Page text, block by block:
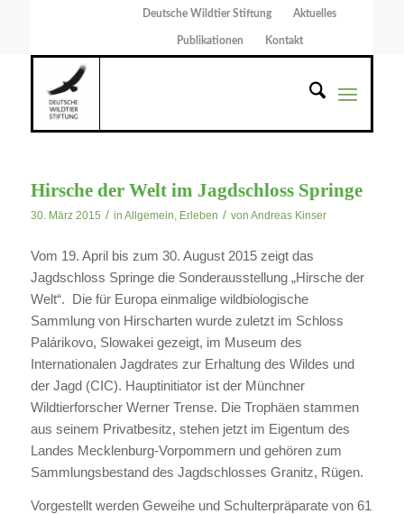
Deutsche Wildtier Stiftung Aktuelles
Publikationen Kontakt
Hirsche der Welt im Jagdschloss Springe
30. März 2015 / in Allgemein, Erleben / von Andreas Kinser
Vom 19. April bis zum 30. August 2015 zeigt das
Jagdschloss Springe die Sonderausstellung „Hirsche der
Welt“. Die für Europa einmalige wildbiologische
Sammlung von Hirscharten wurde zuletzt im Schloss
Palárikovo, Slowakei gezeigt, im Museum des
Internationalen Jagdrates zur Erhaltung des Wildes und
der Jagd (CIC). Hauptinitiator ist der Münchner
Wildtierforscher Werner Trense. Die Trophäen stammen
aus seinem Privatbesitz, stehen jetzt im Eigentum des
Landes Mecklenburg-Vorpommern und gehören zum
Sammlungsbestand des Jagdschlosses Granitz, Rügen.
Vorgestellt werden Geweihe und Schulterpräparate von 61